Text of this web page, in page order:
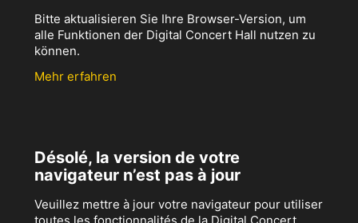
Bitte aktualisieren Sie Ihre Browser-Version, um
alle Funktionen der Digital Concert Hall nutzen zu
können.
Mehr erfahren
Désolé, la version de votre
navigateur n’est pas à jour
Veuillez mettre à jour votre navigateur pour utiliser